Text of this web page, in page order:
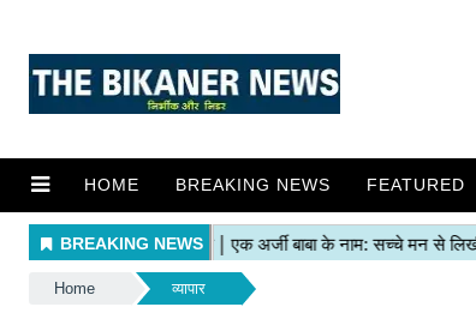
HOME BREAKING NEWS FEATURED
Home व्यापार